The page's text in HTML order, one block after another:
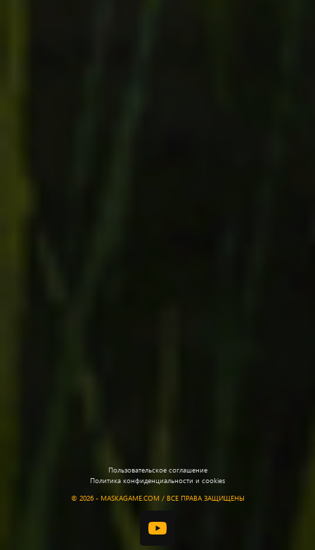
Пользовательское соглашение
Политика конфиденциальности и cookies
© 2026 - MASKAGAME.COM / ВСЕ ПРАВА ЗАЩИЩЕНЫ